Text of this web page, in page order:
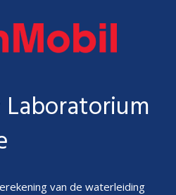
van de waterleiding